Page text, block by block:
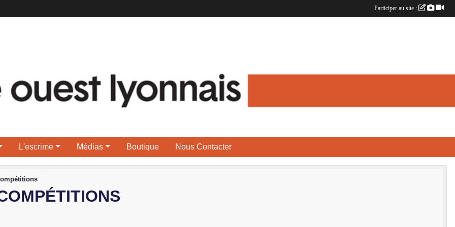
L'escrime Médias Boutique Nous Contacter
Participer au site :